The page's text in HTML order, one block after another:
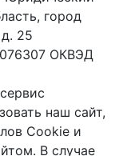
город
25
ОКВЭД
наш сайт,
Cookie и
В случае